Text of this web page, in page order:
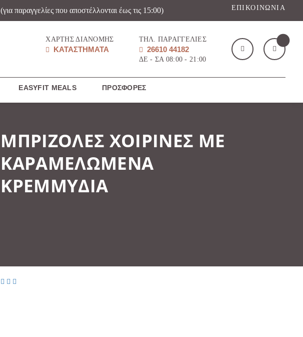
(για παραγγελίες που αποστέλλονται έως τις 15:00) ΕΠΙΚΟΙΝΩΝΊΑ
ΧΆΡΤΗΣ ΔΙΑΝΟΜΉΣ
ΚΑΤΑΣΤΉΜΑΤΑ
ΤΗΛ. ΠΑΡΑΓΓΕΛΊΕΣ
26610 44182
ΔΕ - ΣΑ 08:00 - 21:00
Το καλάθι μου
EASYFIT MEALS ΠΡΟΣΦΟΡΈΣ
ΜΠΡΙΖΟΛΕΣ ΧΟΙΡΙΝΕΣ ΜΕ
ΚΑΡΑΜΕΛΩΜΕΝΑ
ΚΡΕΜΜΥΔΙΑ